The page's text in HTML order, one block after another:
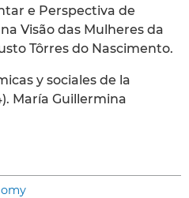
e Perspectiva de
Visão das Mulheres da
Tôrres do Nascimento.
y sociales de la
María Guillermina